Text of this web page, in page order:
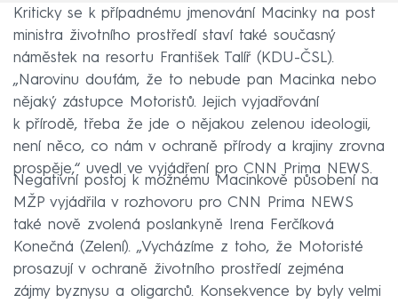
Kriticky se k případnému jmenování Macinky na post
ministra životního prostředí staví také současný
náměstek na resortu František Talíř (KDU-ČSL).
„Narovinu doufám, že to nebude pan Macinka nebo
nějaký zástupce Motoristů. Jejich vyjadřování
k přírodě, třeba že jde o nějakou zelenou ideologii,
není něco, co nám v ochraně přírody a krajiny zrovna
prospěje,“ uvedl ve vyjádření pro CNN Prima NEWS.
Negativní postoj k možnému Macinkově působení na
MŽP vyjádřila v rozhovoru pro CNN Prima NEWS
také nově zvolená poslankyně Irena Ferčíková
Konečná (Zelení). „Vycházíme z toho, že Motoristé
prosazují v ochraně životního prostředí zejména
zájmy byznysu a oligarchů. Konsekvence by byly velmi